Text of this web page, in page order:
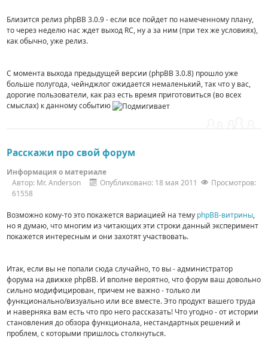
Близится релиз phpBB 3.0.9 - если все пойдет по намеченному плану,
то через неделю нас ждет выход RC, ну а за ним (при тех же условиях),
как обычно, уже релиз.
С момента выхода предыдущей версии (phpBB 3.0.8) прошло уже
больше полугода, чейнджлог ожидается немаленький, так что у вас,
дорогие пользователи, как раз есть время приготовиться (во всех
смыслах) к данному событию
Расскажи про свой форум
Информация о материале
Автор: Mr. Anderson Опубликовано: 18 мая 2011
Просмотров:
61558
Возможно кому-то это покажется вариацией на тему phpBB-витрины,
но я думаю, что многим из читающих эти строки данный эксперимент
покажется интересным и они захотят участвовать.
Итак, если вы не попали сюда случайно, то вы - администратор
форума на движке phpBB. И вполне вероятно, что форум ваш довольно
сильно модифицирован, причем не важно - только ли
функционально/визуально или все вместе. Это продукт вашего труда
и наверняка вам есть что про него рассказать! Что угодно - от истории
становления до обзора функционала, нестандартных решений и
проблем, с которыми пришлось столкнуться.